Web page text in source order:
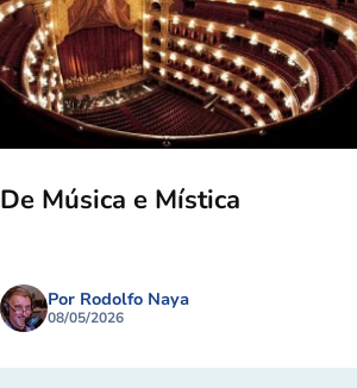
De Música e Mística
Por Rodolfo Naya
08/05/2026